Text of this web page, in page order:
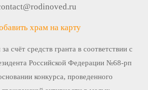
храм на карту
счёт средств гранта в соответствии c
Российской Федерации №68-рп
конкурса, проведенного